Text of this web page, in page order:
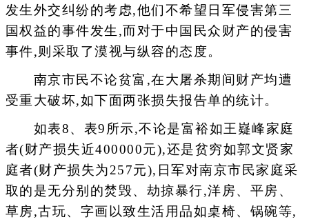
发生外交纠纷的考虑,他们不希望日军侵害第三
国权益的事件发生,而对于中国民众财产的侵害
事件,则采取了漠视与纵容的态度。
南京市民不论贫富,在大屠杀期间财产均遭
受重大破坏,如下面两张损失报告单的统计。
如表8、表9所示,不论是富裕如王嶷峰家庭
者(财产损失近400000元),还是贫穷如郭文贤家
庭者(财产损失为257元),日军对南京市民家庭采
取的是无分别的焚毁、劫掠暴行,洋房、平房、
草房,古玩、字画以致生活用品如桌椅、锅碗等,